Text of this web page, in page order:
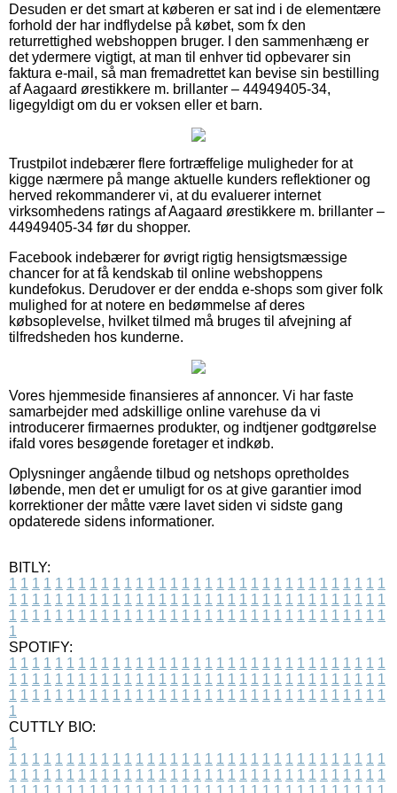
Desuden er det smart at køberen er sat ind i de elementære
forhold der har indflydelse på købet, som fx den
returrettighed webshoppen bruger. I den sammenhæng er
det ydermere vigtigt, at man til enhver tid opbevarer sin
faktura e-mail, så man fremadrettet kan bevise sin bestilling
af Aagaard ørestikkere m. brillanter – 44949405-34,
ligegyldigt om du er voksen eller et barn.
Trustpilot indebærer flere fortræffelige muligheder for at
kigge nærmere på mange aktuelle kunders reflektioner og
herved rekommanderer vi, at du evaluerer internet
virksomhedens ratings af Aagaard ørestikkere m. brillanter –
44949405-34 før du shopper.
Facebook indebærer for øvrigt rigtig hensigtsmæssige
chancer for at få kendskab til online webshoppens
kundefokus. Derudover er der endda e-shops som giver folk
mulighed for at notere en bedømmelse af deres
købsoplevelse, hvilket tilmed må bruges til afvejning af
tilfredsheden hos kunderne.
Vores hjemmeside finansieres af annoncer. Vi har faste
samarbejder med adskillige online varehuse da vi
introducerer firmaernes produkter, og indtjener godtgørelse
ifald vores besøgende foretager et indkøb.
Oplysninger angående tilbud og netshops opretholdes
løbende, men det er umuligt for os at give garantier imod
korrektioner der måtte være lavet siden vi sidste gang
opdaterede sidens informationer.
BITLY:
1 1 1 1 1 1 1 1 1 1 1 1 1 1 1 1 1 1 1 1 1 1 1 1 1 1 1 1 1 1 1 1 1
1 1 1 1 1 1 1 1 1 1 1 1 1 1 1 1 1 1 1 1 1 1 1 1 1 1 1 1 1 1 1 1 1
1 1 1 1 1 1 1 1 1 1 1 1 1 1 1 1 1 1 1 1 1 1 1 1 1 1 1 1 1 1 1 1 1
1
SPOTIFY:
1 1 1 1 1 1 1 1 1 1 1 1 1 1 1 1 1 1 1 1 1 1 1 1 1 1 1 1 1 1 1 1 1
1 1 1 1 1 1 1 1 1 1 1 1 1 1 1 1 1 1 1 1 1 1 1 1 1 1 1 1 1 1 1 1 1
1 1 1 1 1 1 1 1 1 1 1 1 1 1 1 1 1 1 1 1 1 1 1 1 1 1 1 1 1 1 1 1 1
1
CUTTLY BIO:
1
1 1 1 1 1 1 1 1 1 1 1 1 1 1 1 1 1 1 1 1 1 1 1 1 1 1 1 1 1 1 1 1 1
1 1 1 1 1 1 1 1 1 1 1 1 1 1 1 1 1 1 1 1 1 1 1 1 1 1 1 1 1 1 1 1 1